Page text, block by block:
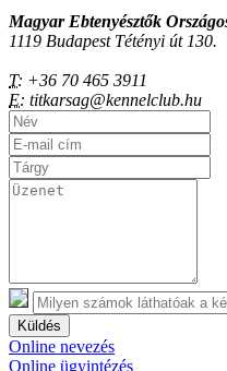
Magyar Ebtenyésztők
1119 Budapest Tétényi út 130.
T: +36 70 465 3911
E: titkarsag@kennelclub.hu
Küldés
Online nevezés
Online ügyintézés